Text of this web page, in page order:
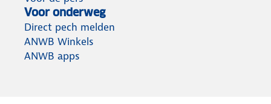
Voor onderweg
Direct pech melden
ANWB Winkels
ANWB apps